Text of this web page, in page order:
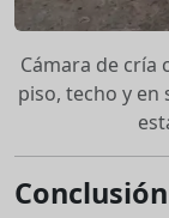
Cámara de cría
piso, techo y
Conclusión